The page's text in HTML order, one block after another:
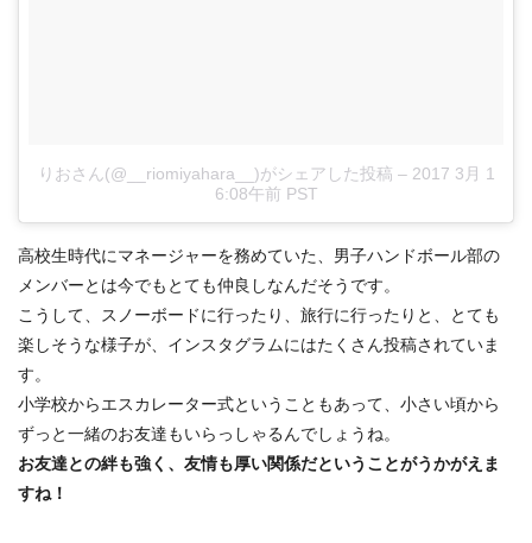
りおさん(@__riomiyahara__)がシェアした投稿 – 2017 3月 1
6:08午前 PST
高校生時代にマネージャーを務めていた、男子ハンドボール部の
メンバーとは今でもとても仲良しなんだそうです。
こうして、スノーボードに行ったり、旅行に行ったりと、とても
楽しそうな様子が、インスタグラムにはたくさん投稿されていま
す。
小学校からエスカレーター式ということもあって、小さい頃から
ずっと一緒のお友達もいらっしゃるんでしょうね。
お友達との絆も強く、友情も厚い関係だということがうかがえま
すね！